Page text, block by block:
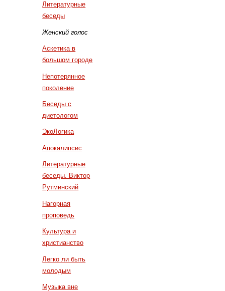
Литературные
беседы
Женский голос
Аскетика в
большом городе
Непотерянное
поколение
Беседы с
диетологом
ЭкоЛогика
Апокалипсис
Литературные
беседы. Виктор
Рутминский
Нагорная
проповедь
Культура и
христианство
Легко ли быть
молодым
Музыка вне